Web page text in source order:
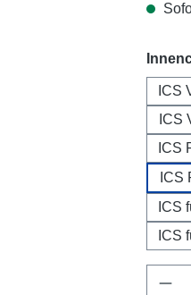
ICS
ICS
ICS
ICS
ICS
ICS